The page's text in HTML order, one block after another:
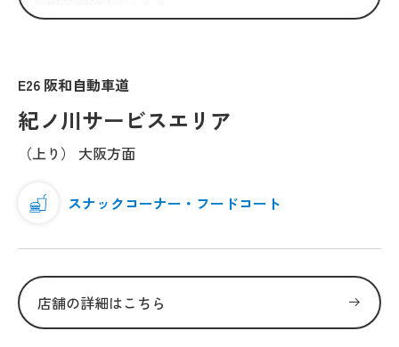
E26 阪和自動車道
紀ノ川サービスエリア
（上り） 大阪方面
スナックコーナー・フードコート
店舗の詳細はこちら